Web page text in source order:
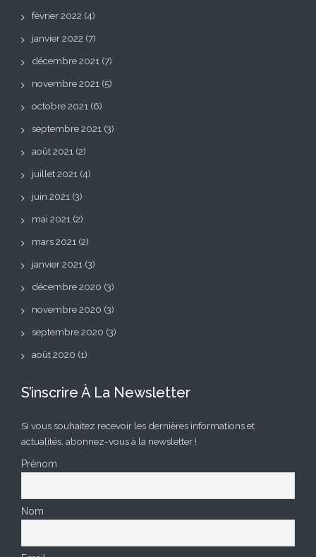
février 2022 (4)
janvier 2022 (7)
décembre 2021 (7)
novembre 2021 (5)
octobre 2021 (6)
septembre 2021 (3)
août 2021 (2)
juillet 2021 (4)
juin 2021 (3)
mai 2021 (2)
mars 2021 (2)
janvier 2021 (3)
décembre 2020 (3)
novembre 2020 (3)
septembre 2020 (3)
août 2020 (1)
S’inscrire À La Newsletter
Si vous souhaitez recevoir les dernières informations et
actualités, abonnez-vous à la newsletter !
Prénom
Nom